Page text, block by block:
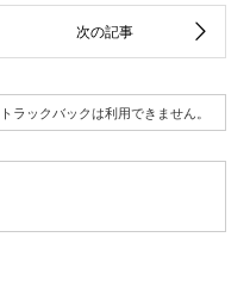
トラックバックは利用できません。